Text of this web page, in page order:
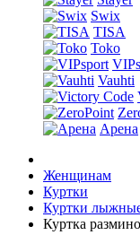
Swix
TISA
Toko
Vauhti
Арена
Женщинам
Куртки
Куртки
Куртка